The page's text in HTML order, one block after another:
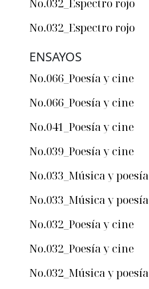
No.032_Espectro rojo
No.032_Espectro rojo
ENSAYOS
No.066_Poesía y cine
No.066_Poesía y cine
No.041_Poesía y cine
No.039_Poesía y cine
No.033_Música y poesía
No.033_Música y poesía
No.032_Poesía y cine
No.032_Poesía y cine
No.032_Música y poesía